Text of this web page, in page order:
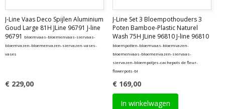
J-Line Vaas Deco Spijlen Aluminium
Goud Large 81H JLine 96791 J-line
96791
bloemvaas-bloemenvaas-siervaas-
bloemvazen-bloemenvazen-siervazen-vases-
vases
€ 229,00
J-Line Set 3 Bloempothouders 3
Poten Bamboe-Plastic Naturel
Wash 75H JLine 96810 J-line 96810
bloempotten-bloemvaas-bloemvazen-
bloemenvaas-bloemenvazen-siervaas-
siervazen-bloempotjes-cachepots de fleur-
flowerpots-bl
€ 169,00
In winkelwagen